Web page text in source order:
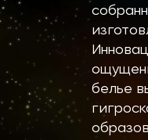
белье